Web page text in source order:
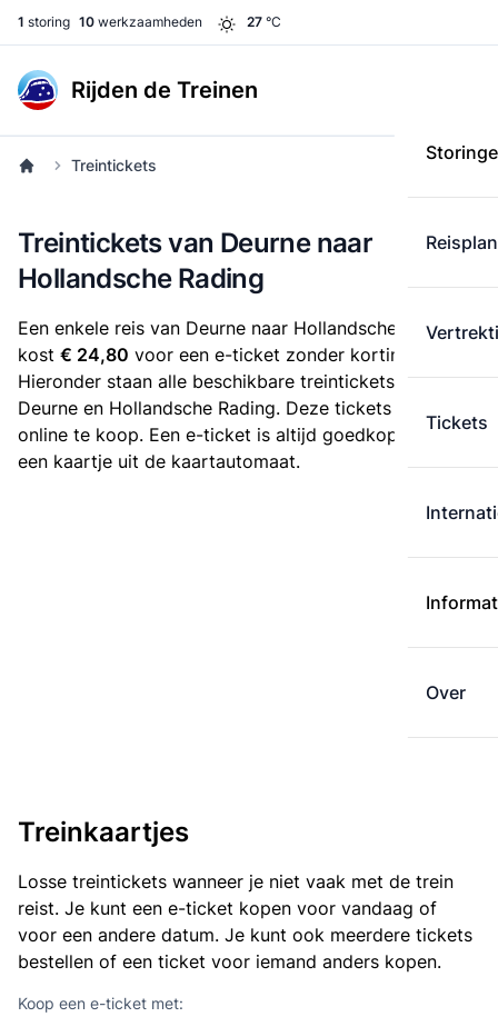
1 storing 10 werkzaamheden 27 °C
Rijden de Treinen
Tickets
Over
Treintickets
Treintickets van Deurne naar
Hollandsche Rading
Een enkele reis van Deurne naar Hollandsche Rading
kost € 24,80 voor een e-ticket zonder korting.
Hieronder staan alle beschikbare treintickets tussen
Deurne en Hollandsche Rading. Deze tickets zijn
online te koop. Een e-ticket is altijd goedkoper dan
een kaartje uit de kaartautomaat.
Treinkaartjes
Losse treintickets wanneer je niet vaak met de trein
reist. Je kunt een e-ticket kopen voor vandaag of
voor een andere datum. Je kunt ook meerdere tickets
bestellen of een ticket voor iemand anders kopen.
Koop een e-ticket met: